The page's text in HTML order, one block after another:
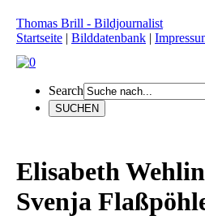
Thomas Brill - Bildjournalist
Startseite | Bilddatenbank |
Search
Elisabeth
Svenja